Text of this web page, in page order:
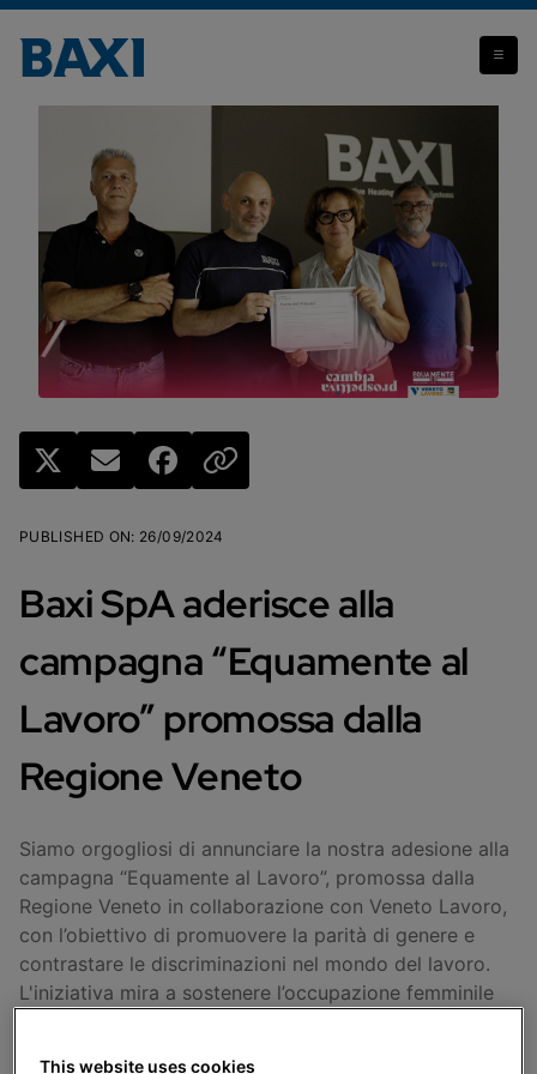
Baxi SpA aderisce alla campagna “Equamente al Lavoro”
PUBLISHED ON: 26/09/2024
Baxi SpA aderisce alla
campagna “Equamente al
Lavoro” promossa dalla
Regione Veneto
Siamo orgogliosi di annunciare la nostra adesione alla
campagna “Equamente al Lavoro”, promossa dalla
Regione Veneto in collaborazione con Veneto Lavoro,
con l’obiettivo di promuovere la parità di genere e
contrastare le discriminazioni nel mondo del lavoro.
L'iniziativa mira a sostenere l’occupazione femminile
This website uses cookies